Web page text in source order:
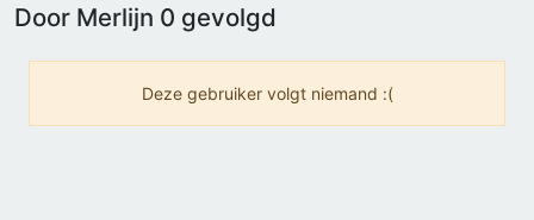
Door Merlijn 0 gevolgd
Deze gebruiker volgt niemand :(